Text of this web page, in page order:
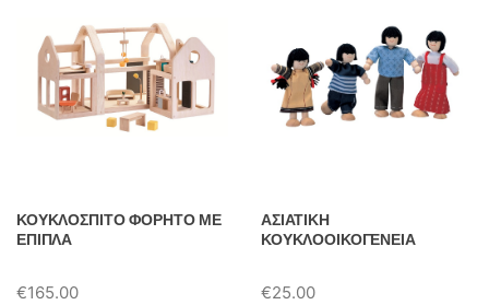
ΚΟΥΚΛΟΣΠΙΤΟ ΦΟΡΗΤΟ ΜΕ
ΕΠΙΠΛΑ
€165.00
ΑΣΙΑΤΙΚΗ
ΚΟΥΚΛΟΟΙΚΟΓΕΝΕΙΑ
€25.00